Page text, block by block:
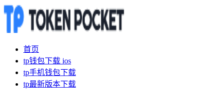
首页
tp钱包下载 ios
tp手机钱包下载
tp最新版本下载